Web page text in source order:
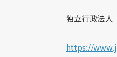
独立行政法人
https://